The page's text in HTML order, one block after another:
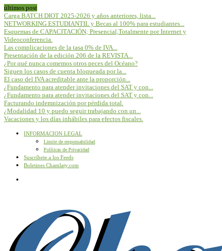
últimos post
Carga BATCH DIOT 2025-2026 y años anteriores, lista...
NETWORKING ESTUDIANTIL y Becas al 100% para estudiantes...
Esquemas de CAPACITACIÓN; Presencial,Totalmente por Internet y
Videoconferencia.
Las complicaciones de la tasa 0% de IVA...
Presentación de la edición 206 de la REVISTA...
¿Por qué nunca comemos otros peces del Océano?
Siguen los casos de cuenta bloqueada por la...
El caso del IVA acreditable ante la proporción...
¿Fundamento para atender invitaciones del SAT y con...
¿Fundamento para atender invitaciones del SAT y con...
Facturando indemnización por pérdida total.
¿Modalidad 10 y puedo seguir trabajando con un...
Vacaciones y los días inhábiles para efectos fiscales.
INFORMACION LEGAL
Limite de responsabilidad
Políticas de Privacidad
Suscríbete a los Feeds
Boletines Chamlaty.com